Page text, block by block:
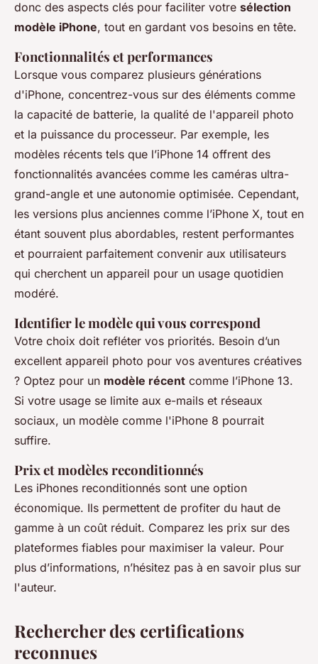
donc des aspects clés pour faciliter votre sélection
modèle iPhone, tout en gardant vos besoins en tête.
Fonctionnalités et performances
Lorsque vous comparez plusieurs générations
d'iPhone, concentrez-vous sur des éléments comme
la capacité de batterie, la qualité de l'appareil photo
et la puissance du processeur. Par exemple, les
modèles récents tels que l’iPhone 14 offrent des
fonctionnalités avancées comme les caméras ultra-
grand-angle et une autonomie optimisée. Cependant,
les versions plus anciennes comme l’iPhone X, tout en
étant souvent plus abordables, restent performantes
et pourraient parfaitement convenir aux utilisateurs
qui cherchent un appareil pour un usage quotidien
modéré.
Identifier le modèle qui vous correspond
Votre choix doit refléter vos priorités. Besoin d’un
excellent appareil photo pour vos aventures créatives
? Optez pour un modèle récent comme l’iPhone 13.
Si votre usage se limite aux e-mails et réseaux
sociaux, un modèle comme l'iPhone 8 pourrait
suffire.
Prix et modèles reconditionnés
Les iPhones reconditionnés sont une option
économique. Ils permettent de profiter du haut de
gamme à un coût réduit. Comparez les prix sur des
plateformes fiables pour maximiser la valeur. Pour
plus d’informations, n’hésitez pas à en savoir plus sur
l'auteur.
Rechercher des certifications
reconnues